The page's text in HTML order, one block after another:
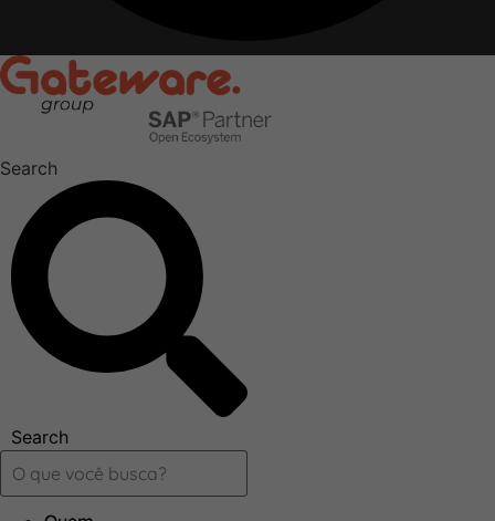
Search
Search